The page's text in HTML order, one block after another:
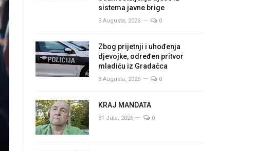
sistema javne brige
3 Augusta, 2026 0
Zbog prijetnji i uhođenja
djevojke, određen pritvor
mladiću iz Gradačca
3 Augusta, 2026 0
KRAJ MANDATA
31 Jula, 2026 0